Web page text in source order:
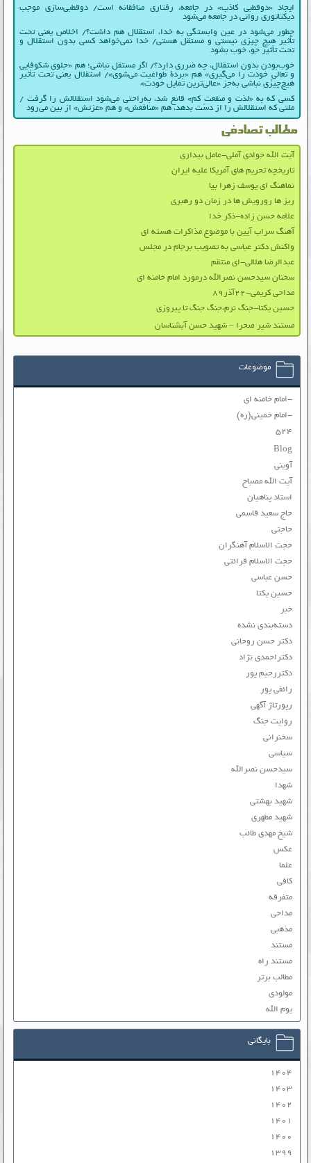
ایجاد «دوقطبی کاذب» در جامعه، رفتاری منافقانه است/ دوقطبی‌سازی موجب
دیکتاتوری روانی در جامعه می‌شود
چطور می‌شود در عین وابستگی به خدا، استقلال هم داشت؟/ اخلاص یعنی تحت
تأثیر هیچ چیزی نیستی و مستقل هستی/ خدا نمی‌خواهد کسی بدون استقلال و
تحت تأثیر جوّ، خوب بشود
خوب‌بودن بدون استقلال، چه ضرری دارد؟/ اگر مستقل نباشی؛ هم «جلوی شکوفایی
و تعالیِ خودت را می‌گیری» هم «بردۀ طواغیت می‌شوی»/ استقلال یعنی تحت تأثیر
هیچ‌چیزی نباشی به‌جز «عالی‌ترین تمایل خودت»
کسی که به «لذت و منفعتِ کم» قانع شد، به‌راحتی می‌شود استقلالش را گرفت /
ملتی که استقلالش را از دست بدهد، هم «منافعش» و هم «عزتش» از بین می‌رود
مطالب تصادفی
آیت الله جوادی آملی-عامل بیداری
تاریخچه تحریم های آمریکا علیه ایران
نماهنگ ای یوسف زهرا بیا
ریز ها رورویش ها در زمان دو رهبری
علامه حسن زاده-ذکر خدا
آهنگ سراب آیین با موضوع مذاکرات هسته ای
واکنش دکتر عباسی به تصویب برجام در مجلس
عبدالرضا هلالی-ای منتقم
سخنان سیدحسن نصرالله درمورد امام خامنه ای
مداحی کریمی-۲۲آذر۸۹
حسین یکتا-جنگ نرم،جنگ جنگ تا پیروزی
مستند شیر صحرا – شهید حسن آبشناسان
موضوعات
-امام خامنه ای
-امام خمینی(ره)
۵۲۴
Blog
آوینی
آیت الله مصباح
استاد پناهیان
حاج سعید قاسمی
حاجتی
حجت الاسلام آهنگران
حجت الاسلام قرائتی
حسن عباسی
حسین یکتا
خبر
دسته‌بندی نشده
دکتر حسن روحانی
دکتراحمدی نژاد
دکتررحیم پور
رائفی پور
رپورتاژ آگهی
روایت جنگ
سخنرانی
سیاسی
سیدحسن نصرالله
شهدا
شهید بهشتی
شهید مطهری
شیخ مهدی طائب
عکس
علما
کافی
متفرقه
مداحی
مذهبی
مستند
مستند راه
مطالب برتر
مولودی
یوم الله
بایگانی
۱۴۰۴
۱۴۰۳
۱۴۰۲
۱۴۰۱
۱۴۰۰
۱۳۹۹